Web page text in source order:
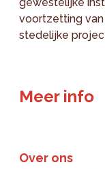
voortzetting
stedelijke
Meer info
Over ons